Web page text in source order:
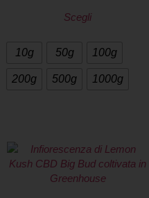
Scegli
10g 50g 100g
200g 500g 1000g